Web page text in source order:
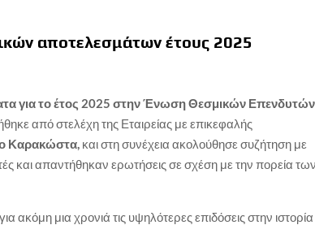
αποτελεσμάτων έτους 2025
για το έτος 2025 στην Ένωση Θεσμικών Επενδυτών
από στελέχη της Εταιρείας με επικεφαλής
Καρακώστα, και στη συνέχεια ακολούθησε συζήτηση με
και απαντήθηκαν ερωτήσεις σε σχέση με την πορεία
μια χρονιά τις υψηλότερες επιδόσεις στην ιστορία